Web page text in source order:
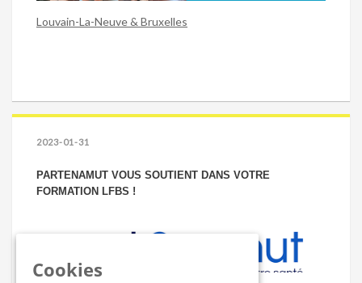
Louvain-La-Neuve & Bruxelles
2023-01-31
PARTENAMUT VOUS SOUTIENT DANS VOTRE
FORMATION LFBS !
Cookies